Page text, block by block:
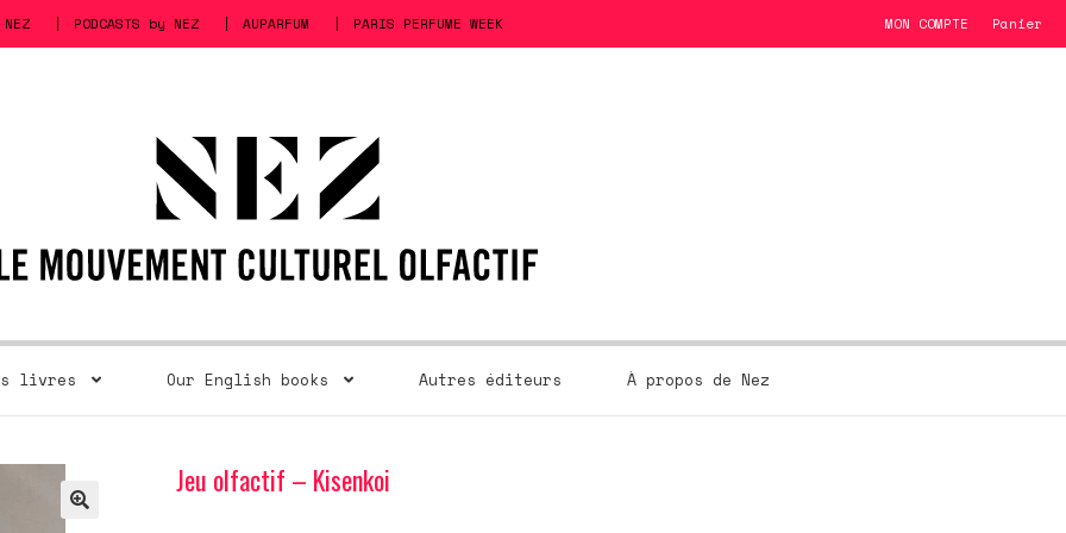
PODCASTS by NEZ AUPARFUM PARIS PERFUME WEEK MON COMPTE Panier
livres Our English books Autres éditeurs À propos de Nez
Jeu olfactif – Kisenkoi